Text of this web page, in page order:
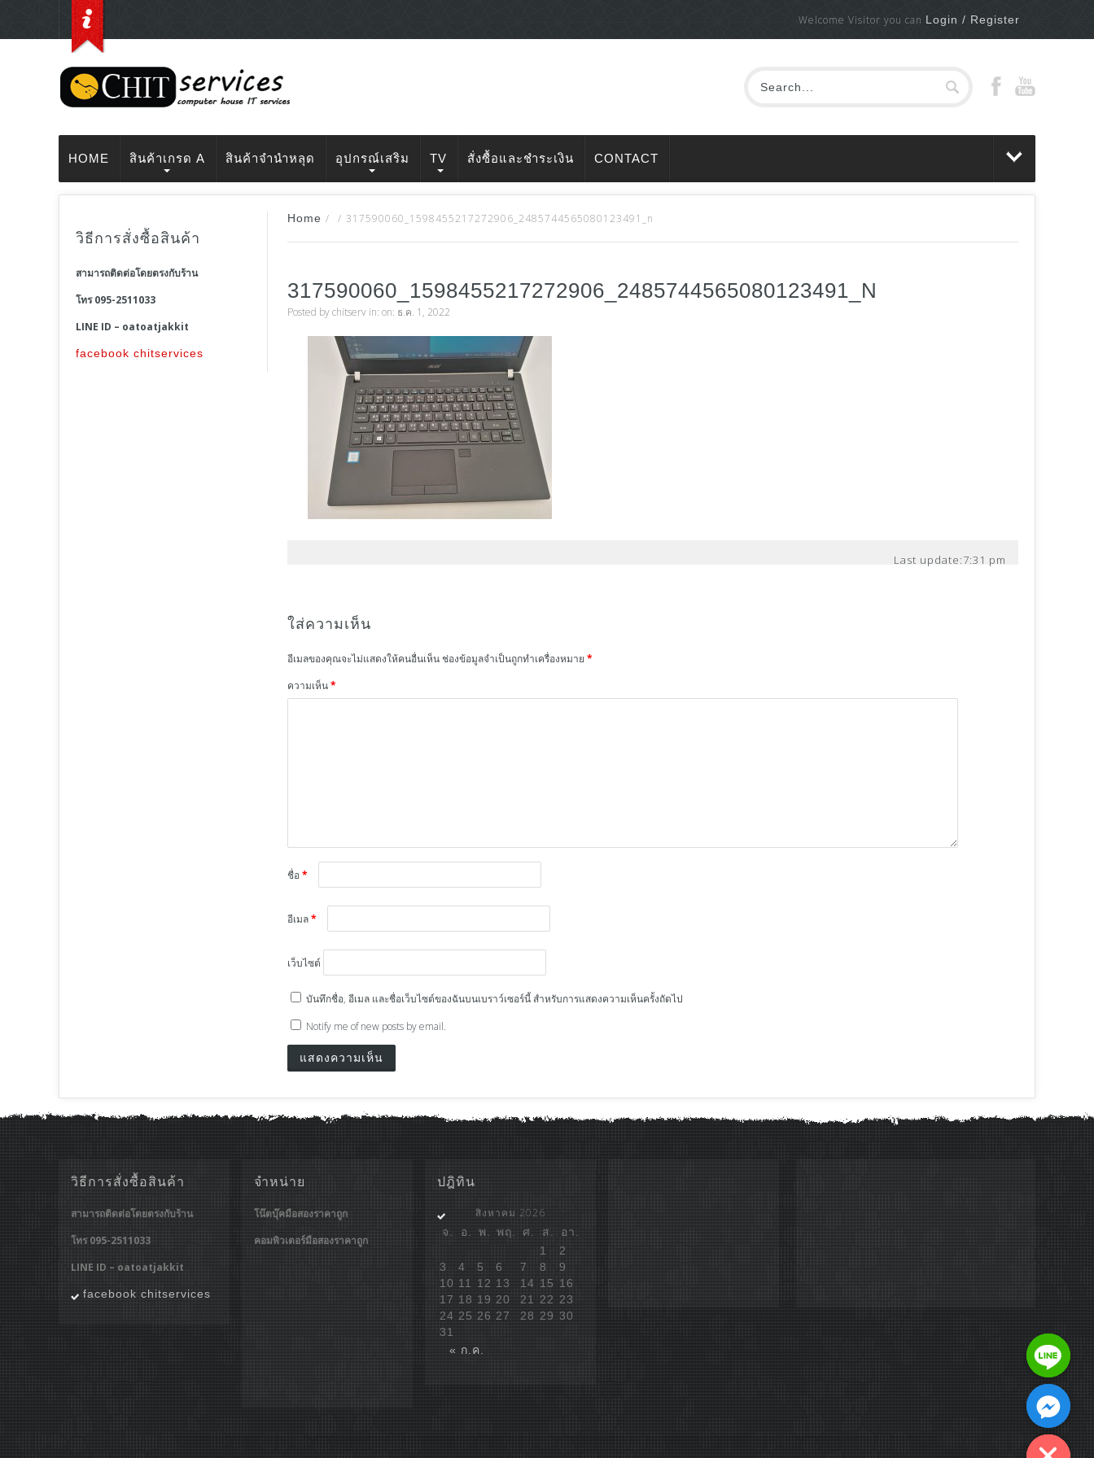
Welcome Visitor you can Login / Register
HOME สินค้าเกรด A สินค้าจำนำหลุด อุปกรณ์เสริม TV สั่งซื้อและชำระเงิน CONTACT
วิธีการสั่งซื้อสินค้า
สามารถติดต่อโดยตรงกับร้าน
โทร 095-2511033
LINE ID – oatoatjakkit
facebook chitservices
Home / / 317590060_1598455217272906_2485744565080123491_n
317590060_1598455217272906_2485744565080123491_N
Posted bychitserv in: on: ธ.ค. 1, 2022
Last update:7:31 pm
ใส่ความเห็น
อีเมลของคุณจะไม่แสดงให้คนอื่นเห็นช่องข้อมูลจำเป็นถูกทำเครื่องหมาย *
ความเห็น*
ชื่อ*
อีเมล*
เว็บไซต์
บันทึกชื่อ, อีเมล และชื่อเว็บไซต์ของฉันบนเบราว์เซอร์นี้ สำหรับการแสดงความเห็นครั้งถัดไป
Notify me of new posts by email.
วิธีการสั่งซื้อสินค้า
สามารถติดต่อโดยตรงกับร้าน
โทร 095-2511033
LINE ID – oatoatjakkit
facebook chitservices
จำหน่าย
โน๊ตบุ๊คมือสองราคาถูก
คอมพิวเตอร์มือสองราคาถูก
ปฎิทิน
สิงหาคม 2026
จ. อ. พ. พฤ. ศ. ส.
อา.
1
2
3
4 5 6 7 8
9
10 11 12 13 14 15 16
17 18 19 20 21 22 23
24 25 26 27 28 29 30
31
« ก.ค.